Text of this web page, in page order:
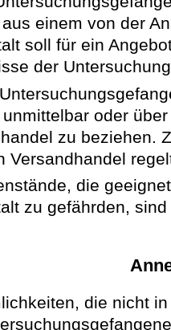
einem von der
soll für ein
der
oder
zu beziehen.
Versandhandel
die
zu gefährden,
die nicht